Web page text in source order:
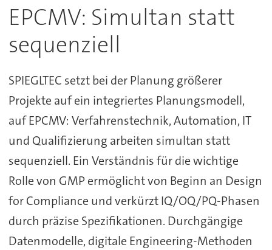
EPCMV: Simultan statt
sequenziell
SPIEGLTEC setzt bei der Planung größerer
Projekte auf ein integriertes Planungsmodell,
auf EPCMV: Verfahrenstechnik, Automation, IT
und Qualifizierung arbeiten simultan statt
sequenziell. Ein Verständnis für die wichtige
Rolle von GMP ermöglicht von Beginn an Design
for Compliance und verkürzt IQ/OQ/PQ-Phasen
durch präzise Spezifikationen. Durchgängige
Datenmodelle, digitale Engineering-Methoden